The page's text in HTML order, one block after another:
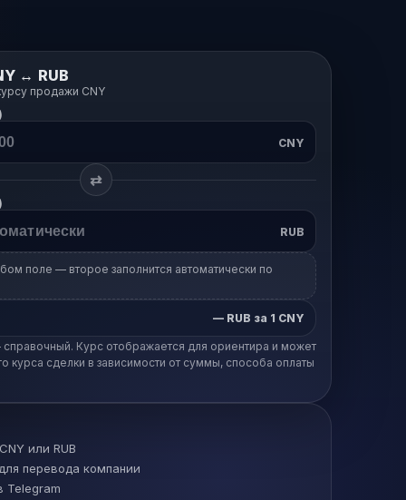
↔ RUB
продажи CNY
CNY
⇄
RUB
поле — второе заполнится автоматически по
—RUB за 1 CNY
Курс отображается для ориентира и может
курса сделки в зависимости от суммы, способа оплаты
или RUB
перевода компании
Telegram